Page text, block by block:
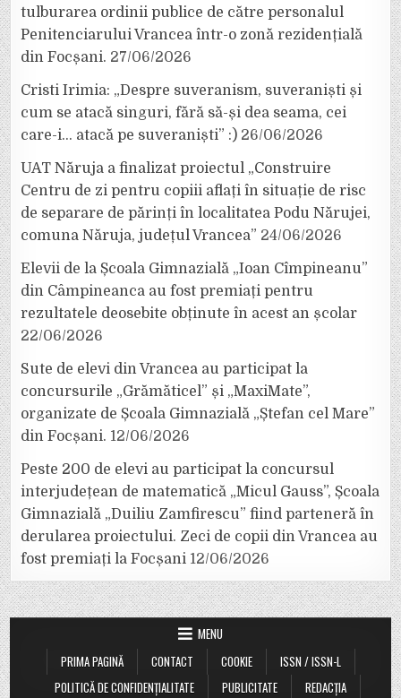
tulburarea ordinii publice de către personalul
Penitenciarului Vrancea într-o zonă rezidențială
din Focșani. 27/06/2026
Cristi Irimia: „Despre suveranism, suveraniști și
cum se atacă singuri, fără să-și dea seama, cei
care-i… atacă pe suveraniști” :) 26/06/2026
UAT Năruja a finalizat proiectul „Construire
Centru de zi pentru copiii aflați în situație de risc
de separare de părinți în localitatea Podu Nărujei,
comuna Năruja, județul Vrancea” 24/06/2026
Elevii de la Școala Gimnazială „Ioan Cîmpineanu”
din Câmpineanca au fost premiați pentru
rezultatele deosebite obținute în acest an școlar
22/06/2026
Sute de elevi din Vrancea au participat la
concursurile „Grămăticel” și „MaxiMate”,
organizate de Școala Gimnazială „Ștefan cel Mare”
din Focșani. 12/06/2026
Peste 200 de elevi au participat la concursul
interjudețean de matematică „Micul Gauss”, Școala
Gimnazială „Duiliu Zamfirescu” fiind parteneră în
derularea proiectului. Zeci de copii din Vrancea au
fost premiați la Focșani 12/06/2026
MENU
PRIMA PAGINĂ
CONTACT COOKIE
ISSN / ISSN-L
POLITICĂ DE CONFIDENȚIALITATE
PUBLICITATE REDACȚIA